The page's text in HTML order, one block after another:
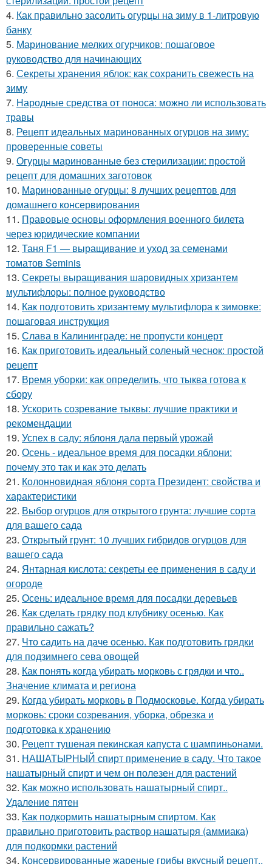
4. Как правильно засолить огурцы на зиму в 1-литровую
банку
5. Маринование мелких огурчиков: пошаговое
руководство для начинающих
6. Секреты хранения яблок: как сохранить свежесть на
зиму
7. Народные средства от поноса: можно ли использовать
травы
8. Рецепт идеальных маринованных огурцов на зиму:
проверенные советы
9. Огурцы маринованные без стерилизации: простой
рецепт для домашних заготовок
10. Маринованные огурцы: 8 лучших рецептов для
домашнего консервирования
11. Правовые основы оформления военного билета
через юридические компании
12. Таня F1 — выращивание и уход за семенами
томатов Seminis
13. Секреты выращивания шаровидных хризантем
мультифлоры: полное руководство
14. Как подготовить хризантему мультифлора к зимовке:
пошаговая инструкция
15. Слава в Калининграде: не пропусти концерт
16. Как приготовить идеальный соленый чеснок: простой
рецепт
17. Время уборки: как определить, что тыква готова к
сбору
18. Ускорить созревание тыквы: лучшие практики и
рекомендации
19. Успех в саду: яблоня дала первый урожай
20. Осень - идеальное время для посадки яблони:
почему это так и как это делать
21. Колонновидная яблоня сорта Президент: свойства и
характеристики
22. Выбор огурцов для открытого грунта: лучшие сорта
для вашего сада
23. Открытый грунт: 10 лучших гибридов огурцов для
вашего сада
24. Янтарная кислота: секреты ее применения в саду и
огороде
25. Осень: идеальное время для посадки деревьев
26. Как сделать грядку под клубнику осенью. Как
правильно сажать?
27. Что садить на даче осенью. Как подготовить грядки
для подзимнего сева овощей
28. Как понять когда убирать морковь с грядки и что..
Значение климата и региона
29. Когда убирать морковь в Подмосковье. Когда убирать
морковь: сроки созревания, уборка, обрезка и
подготовка к хранению
30. Рецепт тушеная пекинская капуста с шампиньонами.
31. НАШАТЫРНЫЙ спирт применение в саду. Что такое
нашатырный спирт и чем он полезен для растений
32. Как можно использовать нашатырный спирт..
Удаление пятен
33. Как подкормить нашатырным спиртом. Как
правильно приготовить раствор нашатыря (аммиака)
для подкормки растений
34. Консервированные жареные грибы вкусный рецепт..